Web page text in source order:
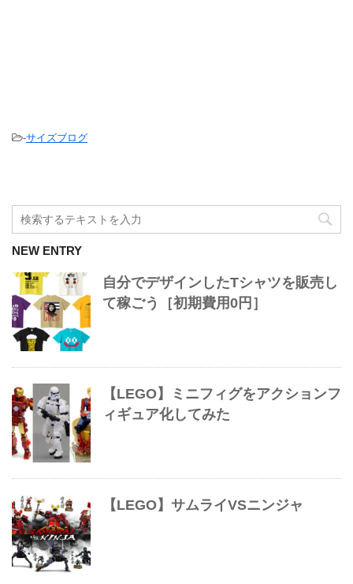
-サイズブログ
NEW ENTRY
自分でデザインしたTシャツを販売し
て稼ごう［初期費用0円］
【LEGO】ミニフィグをアクションフ
ィギュア化してみた
【LEGO】サムライVSニンジャ